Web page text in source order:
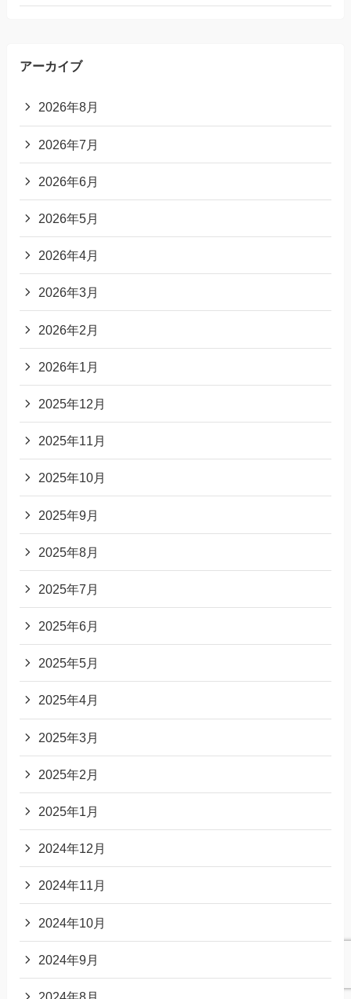
アーカイブ
2026年8月
2026年7月
2026年6月
2026年5月
2026年4月
2026年3月
2026年2月
2026年1月
2025年12月
2025年11月
2025年10月
2025年9月
2025年8月
2025年7月
2025年6月
2025年5月
2025年4月
2025年3月
2025年2月
2025年1月
2024年12月
2024年11月
2024年10月
2024年9月